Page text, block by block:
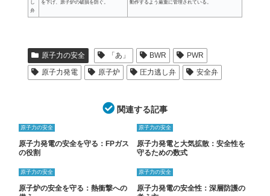
し
弁
を下げ、原子炉の破損を防ぐ。
動作するよう厳重に管理されている。
原子力の安全 「あ」 BWR
PWR
原子力発電
原子炉 圧力逃し弁 安全弁
関連する記事
原子力の安全
原子力発電の安全を守る：FPガス
の役割
原子力の安全
原子力発電と大気拡散：安全性を
守るための数式
原子力の安全
原子炉の安全を守る：熱衝撃への
原子力の安全
原子力発電の安全性：深層防護の